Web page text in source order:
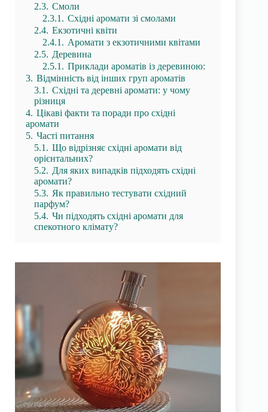
2.3. Смоли
2.3.1. Східні аромати зі смолами
2.4. Екзотичні квіти
2.4.1. Аромати з екзотичними квітами
2.5. Деревина
2.5.1. Приклади ароматів із деревиною:
3. Відмінність від інших груп ароматів
3.1. Східні та деревні аромати: у чому
різниця
4. Цікаві факти та поради про східні
аромати
5. Часті питання
5.1. Що відрізняє східні аромати від
орієнтальних?
5.2. Для яких випадків підходять східні
аромати?
5.3. Як правильно тестувати східний
парфум?
5.4. Чи підходять східні аромати для
спекотного клімату?